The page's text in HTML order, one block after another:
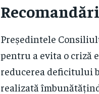
Președintele
pentru a evita o criză
reducerea deficitului
realizată